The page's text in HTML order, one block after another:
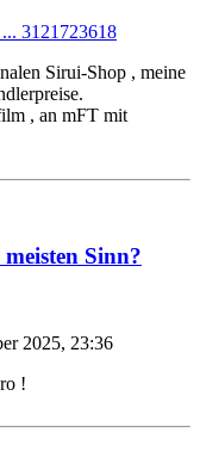
3121723618
Sirui-Shop , meine
, an mFT mit
Sinn?
2025, 23:36
!